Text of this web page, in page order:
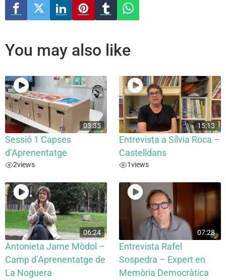
You may also like
03:35
Sessió 1 Capses
d’Aprenentatge
2views
15:13
Entrevista a Sílvia Roca –
Castelldans
1views
06:24
Antonieta Jarne Mòdol –
Camp d’Aprenentatge de
La Noguera
07:28
Entrevista Rafel
Sospedra – Expert en
Memòria Democràtica